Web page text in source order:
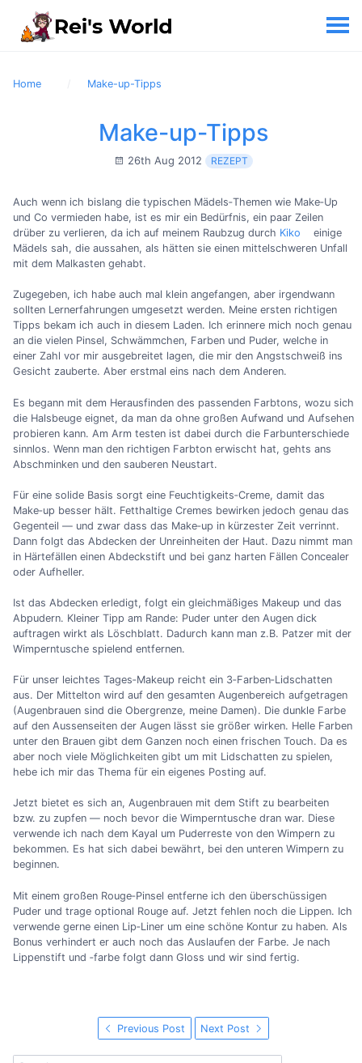
Home Make-up-Tipps
Make-up-Tipps
26th Aug 2012 REZEPT
Auch wenn ich bislang die typischen Mädels‐Themen wie Make‐Up
und Co vermieden habe, ist es mir ein Bedürfnis, ein paar Zeilen
drüber zu verlieren, da ich auf meinem Raubzug durch Kiko
einige
Mädels sah, die aussahen, als hätten sie einen mittelschweren Unfall
mit dem Malkasten gehabt.
Zugegeben, ich habe auch mal klein angefangen, aber irgendwann
sollten Lernerfahrungen umgesetzt werden. Meine ersten richtigen
Tipps bekam ich auch in diesem Laden. Ich erinnere mich noch genau
an die vielen Pinsel, Schwämmchen, Farben und Puder, welche in
einer Zahl vor mir ausgebreitet lagen, die mir den Angstschweiß ins
Gesicht zauberte. Aber erstmal eins nach dem Anderen.
Es begann mit dem Herausfinden des passenden Farbtons, wozu sich
die Halsbeuge eignet, da man da ohne großen Aufwand und Aufsehen
probieren kann. Am Arm testen ist dabei durch die Farbunterschiede
sinnlos. Wenn man den richtigen Farbton erwischt hat, gehts ans
Abschminken und den sauberen Neustart.
Für eine solide Basis sorgt eine Feuchtigkeits‐Creme, damit das
Make‐up besser hält. Fetthaltige Cremes bewirken jedoch genau das
Gegenteil — und zwar dass das Make‐up in kürzester Zeit verrinnt.
Dann folgt das Abdecken der Unreinheiten der Haut. Dazu nimmt man
in Härtefällen einen Abdeckstift und bei ganz harten Fällen Concealer
oder Aufheller.
Ist das Abdecken erledigt, folgt ein gleichmäßiges Makeup und das
Abpudern. Kleiner Tipp am Rande: Puder unter den Augen dick
auftragen wirkt als Löschblatt. Dadurch kann man z.B. Patzer mit der
Wimperntusche spielend entfernen.
Für unser leichtes Tages‐Makeup reicht ein 3‑Farben‐Lidschatten
aus. Der Mittelton wird auf den gesamten Augenbereich aufgetragen
(Augenbrauen sind die Obergrenze, meine Damen). Die dunkle Farbe
auf den Aussenseiten der Augen lässt sie größer wirken. Helle Farben
unter den Brauen gibt dem Ganzen noch einen frischen Touch. Da es
aber noch viele Möglichkeiten gibt um mit Lidschatten zu spielen,
hebe ich mir das Thema für ein eigenes Posting auf.
Jetzt bietet es sich an, Augenbrauen mit dem Stift zu bearbeiten
bzw. zu zupfen — noch bevor die Wimperntusche dran war. Diese
verwende ich nach dem Kayal um Puderreste von den Wimpern zu
bekommen. Es hat sich dabei bewährt, bei den unteren Wimpern zu
beginnen.
Mit einem großen Rouge‐Pinsel entferne ich den überschüssigen
Puder und trage optional Rouge auf. Jetzt fehlen noch die Lippen. Ich
verwende gerne einen Lip‐Liner um eine schöne Kontur zu haben. Als
Bonus verhindert er auch noch das Auslaufen der Farbe. Je nach
Lippenstift und ‑farbe folgt dann Gloss und wir sind fertig.
Previous Post Next Post